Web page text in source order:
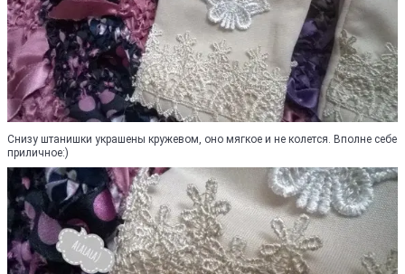
Снизу штанишки украшены кружевом, оно мягкое и не колется. Вполне себе
приличное:)